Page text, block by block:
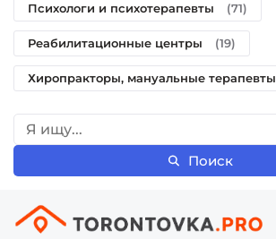
Психологи и психотерапевты (71)
Реабилитационные центры (19)
Хиропракторы, мануальные терапевты
Поиск